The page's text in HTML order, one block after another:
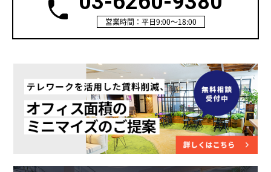
営業時間：平日9:00～18:00